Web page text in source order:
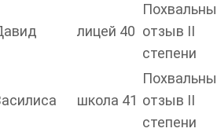
лицей 40 отзыв II
степени
школа 41 отзыв II
степени